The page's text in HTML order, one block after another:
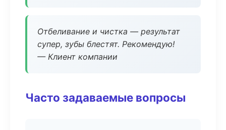
Отбеливание и чистка — результат
супер, зубы блестят. Рекомендую!
— Клиент компании
Часто задаваемые вопросы